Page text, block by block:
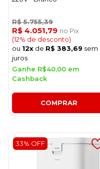
R$ 5.755,39
R$ 4.051,79 no Pix
(12% de desconto)
ou 12x de R$ 383,69 sem
juros
Ganhe R$40,00 em
Cashback
COMPRAR
33% OFF